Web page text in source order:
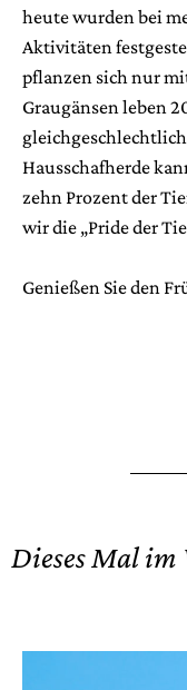
heute wurden bei
Aktivitäten
pflanzen sich nur
Graugänsen leben
Hausschafherde
zehn Prozent der
wir die „Pride der
Genießen Sie den
Dieses Mal im